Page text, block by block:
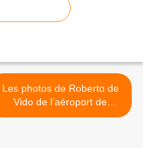
Les photos de Roberto de
Vido de l’aéroport de
Sendai >